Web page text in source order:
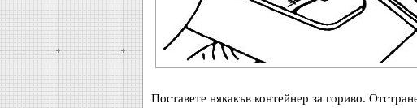
Поставете някакъв контейнер за гориво.